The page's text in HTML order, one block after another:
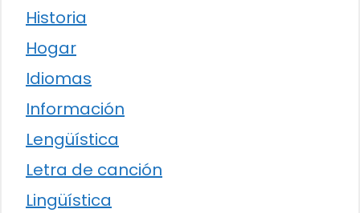
Historia
Hogar
Idiomas
Información
Lengüística
Letra de canción
Lingüística